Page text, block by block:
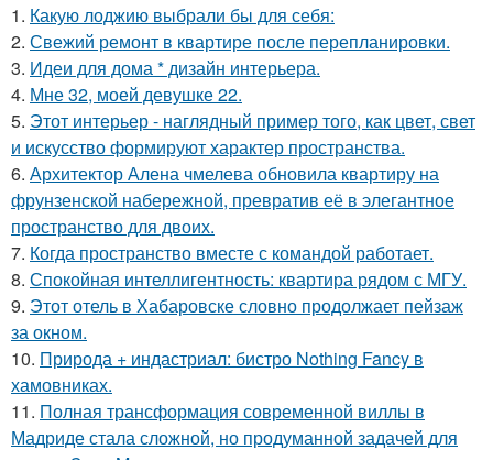
1. Какую лоджию выбрали бы для себя:
2. Свежий ремонт в квартире после перепланировки.
3. Идеи для дома * дизайн интерьера.
4. Мне 32, моей девушке 22.
5. Этот интерьер - наглядный пример того, как цвет, свет
и искусство формируют характер пространства.
6. Архитектор Алена чмелева обновила квартиру на
фрунзенской набережной, превратив её в элегантное
пространство для двоих.
7. Когда пространство вместе с командой работает.
8. Спокойная интеллигентность: квартира рядом с МГУ.
9. Этот отель в Хабаровске словно продолжает пейзаж
за окном.
10. Природа + индастриал: бистро Nothing Fancy в
хамовниках.
11. Полная трансформация современной виллы в
Мадриде стала сложной, но продуманной задачей для